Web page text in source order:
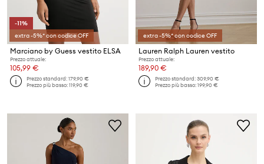
-11%
extra -5%* con codice OFF
Marciano by Guess vestito ELSA
Prezzo attuale:
105,99 €
Prezzo standard:179,90 €
Prezzo più basso:119,90 €
extra -5%* con codice OFF
Lauren Ralph Lauren vestito
Prezzo attuale:
189,90 €
Prezzo standard:309,90 €
Prezzo più basso:199,90 €